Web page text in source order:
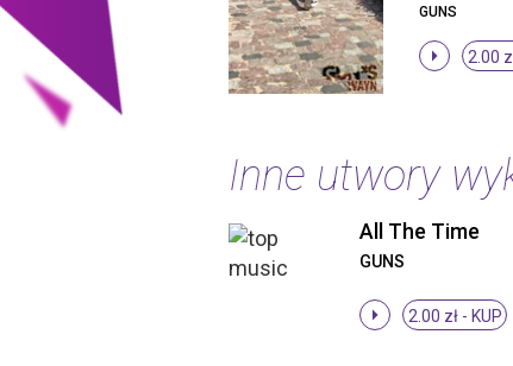
GUNS
2.00
Inne utwory
All The Time
GUNS
2.00 zł - KUP